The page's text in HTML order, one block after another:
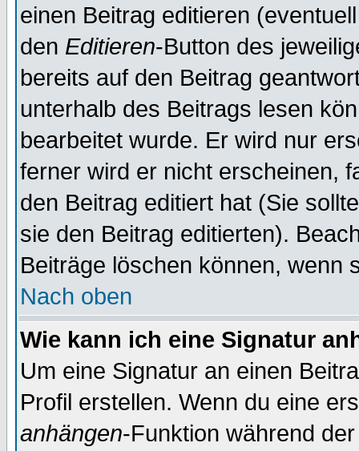
einen Beitrag editieren
den Editieren-Button des
bereits auf den Beitrag
unterhalb des Beitrags lesen
bearbeitet wurde. Er wird nur
ferner wird er nicht erscheinen,
den Beitrag editiert hat (Sie
sie den Beitrag editierten).
Beiträge löschen können, wenn
Nach oben
Wie kann ich eine Signatur
Um eine Signatur an einen
Profil erstellen. Wenn du eine
anhängen-Funktion während